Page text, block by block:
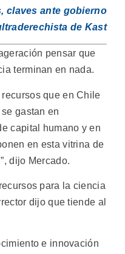
claves ante gobierno
de Kast
pensar que
terminan en nada.
que en Chile
gastan en
capital humano y en
en esta vitrina de
dijo Mercado.
para la ciencia
dijo que tiende al
e innovación